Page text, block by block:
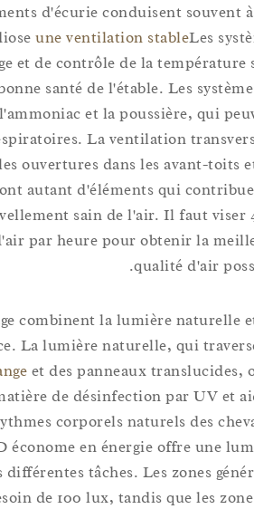
d'écurie conduisent
une ventilation stable Les
et de contrôle de la
la bonne santé de l'étable. Les
l'ammoniac et la poussière, qui
respiratoires. La ventilation
les ouvertures dans les avant-
sont autant d'éléments qui
sain de l'air. Il faut
d'air par heure pour obtenir la
qualité d'air
combinent la lumière
La lumière naturelle, qui
grangeet des panneaux
en matière de désinfection par UV
rythmes corporels naturels des
économe en énergie offre
les différentes tâches. Les zones
besoin de 100 lux, tandis que les